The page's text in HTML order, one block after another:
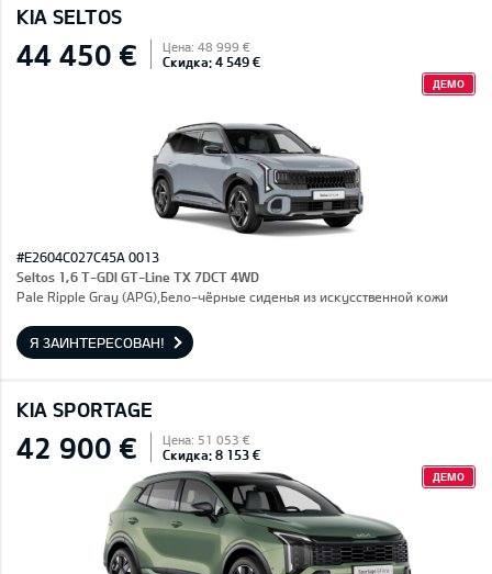
KIA SELTOS
44 450 € Цена: 48 999 €
Скидка: 4 549 €
ДЕМО
#E2604C027C45A 0013
Seltos 1,6 T-GDI GT-Line TX 7DCT 4WD
Pale Ripple Gray (APG),Бело-чёрные сиденья из искусственной кожи
Я ЗАИНТЕРЕСОВАН!
KIA SPORTAGE
42 900 € Цена: 51 053 €
Скидка: 8 153 €
ДЕМО